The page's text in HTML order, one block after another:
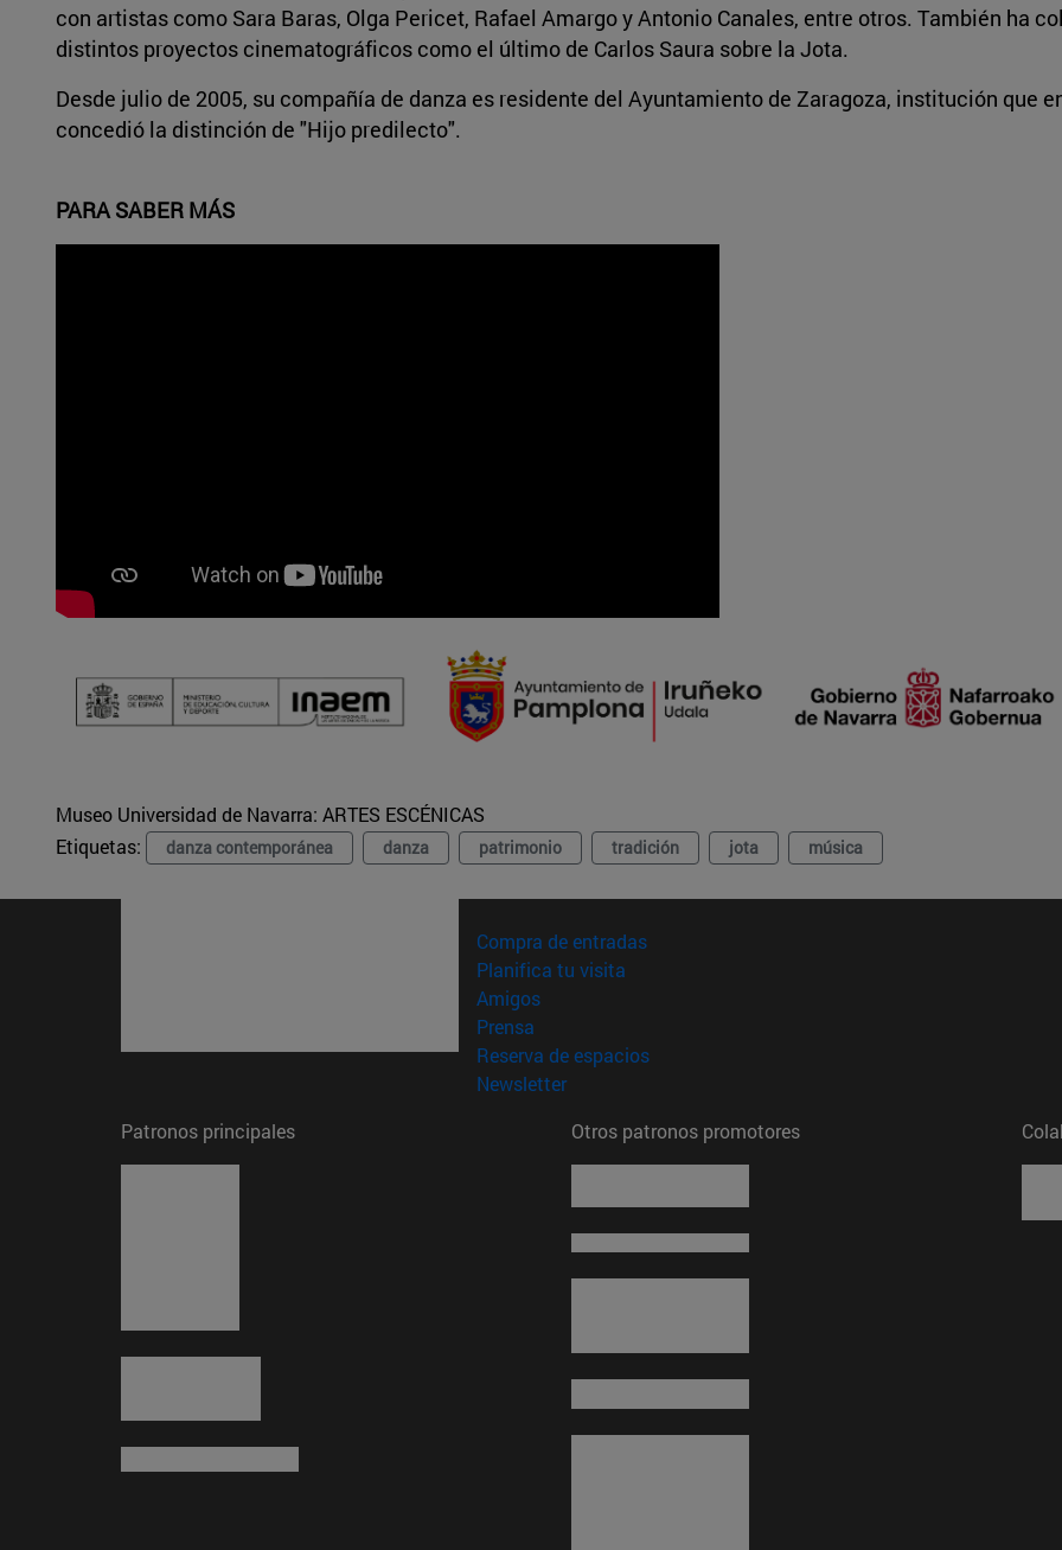
con artistas como Sara Baras, Olga Pericet, Rafael Amargo y Antonio Canales, entre otros. También ha
distintos proyectos cinematográficos como el último de Carlos Saura sobre la Jota.
Desde julio de 2005, su compañía de danza es residente del Ayuntamiento de Zaragoza, institución que
concedió la distinción de "Hijo predilecto".
PARA SABER MÁS
Museo Universidad de Navarra: ARTES ESCÉNICAS
Etiquetas:
danza contemporánea danza patrimonio tradición jota música
Compra de entradas(abre en nueva ventana)
Planifica tu visita
Amigos(abre en nueva ventana)
Prensa
Reserva de espacios(abre en nueva ventana)
Newsletter(abre en nueva ventana)
Patronos principales
Otros patronos promotores